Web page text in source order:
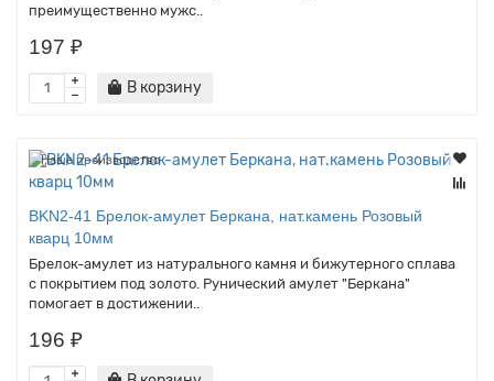
преимущественно мужс..
197 ₽
В корзину
Наше производство
BKN2-41 Брелок-амулет Беркана, нат.камень Розовый
кварц 10мм
Брелок-амулет из натурального камня и бижутерного сплава
с покрытием под золото. Рунический амулет "Беркана"
помогает в достижении..
196 ₽